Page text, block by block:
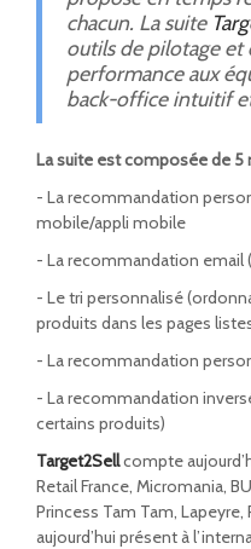
chacun. La suite
outils de pilotage et
performance aux
back-office intuitif
La suite est composée de 5
- La recommandation
mobile/appli mobile
- La recommandation email
- Le tri personnalisé
produits dans les pages
- La recommandation
- La recommandation
certains produits)
Target2Sellcompte
Retail France, Micromania,
Princess Tam Tam, Lapeyre,
aujourd’hui présent à